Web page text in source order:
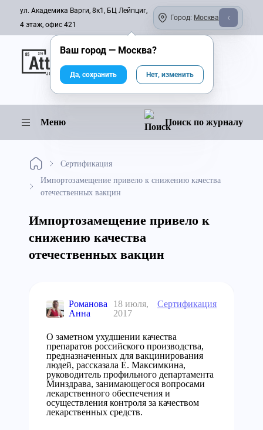
ул. Академика Варги, 8к1, БЦ Лейпциг,
4 этаж, офис 421
Город: Москва
Онлайн-журнал
Меню Поиск по журналу
Сертификация
Импортозамещение привело к снижению качества
отечественных вакцин
Импортозамещение привело к
снижению качества
отечественных вакцин
Романова
Анна
18 июля,
2017
Сертификация
О заметном ухудшении качества
препаратов российского производства,
предназначенных для вакцинирования
людей, рассказала Е. Максимкина,
руководитель профильного департамента
Минздрава, занимающегося вопросами
лекарственного обеспечения и
осуществления контроля за качеством
лекарственных средств.
Ваш город — Москва?
Да, сохранить Нет, изменить